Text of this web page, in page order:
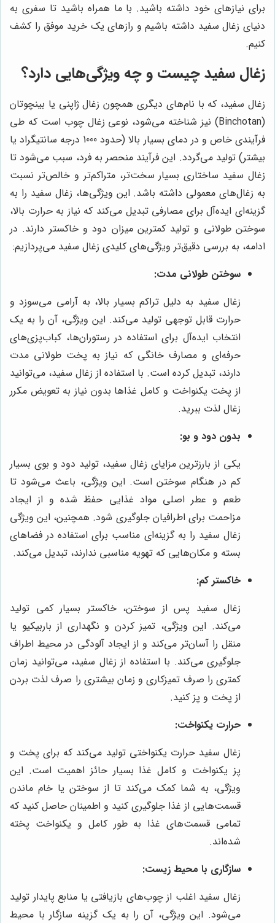
برای نیازهای خود داشته باشید. با ما همراه باشید تا سفری به
دنیای زغال سفید داشته باشیم و رازهای یک خرید موفق را کشف
کنیم.
زغال سفید چیست و چه ویژگی‌هایی دارد؟
زغال سفید، که با نام‌های دیگری همچون زغال ژاپنی یا بینچوتان
(Binchotan) نیز شناخته می‌شود، نوعی زغال چوب است که طی
فرآیندی خاص و در دمای بسیار بالا (حدود 1000 درجه سانتیگراد یا
بیشتر) تولید می‌گردد. این فرآیند منحصر به فرد، سبب می‌شود تا
زغال سفید ساختاری بسیار سخت‌تر، متراکم‌تر و خالص‌تر نسبت
به زغال‌های معمولی داشته باشد. این ویژگی‌ها، زغال سفید را به
گزینه‌ای ایده‌آل برای مصارفی تبدیل می‌کند که نیاز به حرارت بالا،
سوختن طولانی و تولید کمترین میزان دود و خاکستر دارند. در
ادامه، به بررسی دقیق‌تر ویژگی‌های کلیدی زغال سفید می‌پردازیم:
سوختن طولانی مدت:
زغال سفید به دلیل تراکم بسیار بالا، به آرامی می‌سوزد و
حرارت قابل توجهی تولید می‌کند. این ویژگی، آن را به یک
انتخاب ایده‌آل برای استفاده در رستوران‌ها، کباب‌پزی‌های
حرفه‌ای و مصارف خانگی که نیاز به پخت طولانی مدت
دارند، تبدیل کرده است. با استفاده از زغال سفید، می‌توانید
از پخت یکنواخت و کامل غذاها بدون نیاز به تعویض مکرر
زغال لذت ببرید.
بدون دود و بو:
یکی از بارزترین مزایای زغال سفید، تولید دود و بوی بسیار
کم در هنگام سوختن است. این ویژگی، باعث می‌شود تا
طعم و عطر اصلی مواد غذایی حفظ شده و از ایجاد
مزاحمت برای اطرافیان جلوگیری شود. همچنین، این ویژگی
زغال سفید را به گزینه‌ای مناسب برای استفاده در فضاهای
بسته و مکان‌هایی که تهویه مناسبی ندارند، تبدیل می‌کند.
خاکستر کم:
زغال سفید پس از سوختن، خاکستر بسیار کمی تولید
می‌کند. این ویژگی، تمیز کردن و نگهداری از باربیکیو یا
منقل را آسان‌تر می‌کند و از ایجاد آلودگی در محیط اطراف
جلوگیری می‌کند. با استفاده از زغال سفید، می‌توانید زمان
کمتری را صرف تمیزکاری و زمان بیشتری را صرف لذت بردن
از پخت و پز کنید.
حرارت یکنواخت:
زغال سفید حرارت یکنواختی تولید می‌کند که برای پخت و
پز یکنواخت و کامل غذا بسیار حائز اهمیت است. این
ویژگی، به شما کمک می‌کند تا از سوختن یا خام ماندن
قسمت‌هایی از غذا جلوگیری کنید و اطمینان حاصل کنید که
تمامی قسمت‌های غذا به طور کامل و یکنواخت پخته
شده‌اند.
سازگاری با محیط زیست:
زغال سفید اغلب از چوب‌های بازیافتی یا منابع پایدار تولید
می‌شود. این ویژگی، آن را به یک گزینه سازگار با محیط